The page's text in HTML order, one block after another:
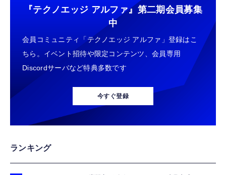
『テクノエッジ アルファ』 第二期会員募集
中
会員コミュニティ「テクノエッジ アルファ」登録はこ
ちら。イベント招待や限定コンテンツ、会員専用
Discordサーバなど特典多数です
今すぐ登録
ランキング